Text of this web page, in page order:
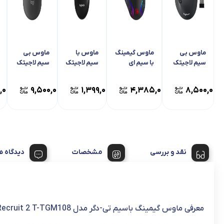
ماوس بی
سیم لاجیتک
۸,۵۰۰,۰۰۰
ماوس گیمینگ
با سیم ای
۴,۳۸۵,۰۰۰
ماوس با
سیم لاجیتک
۱,۳۹۹,۰۰۰
ماوس بی
سیم لاجیتک
۹,۵۰۰,۰۰۰
نقد و بررسی مشخصات دیدگاه
معرفی ماوس گیمینگ باسیم تی-دگر مدل Recruit 2 T-TGM108